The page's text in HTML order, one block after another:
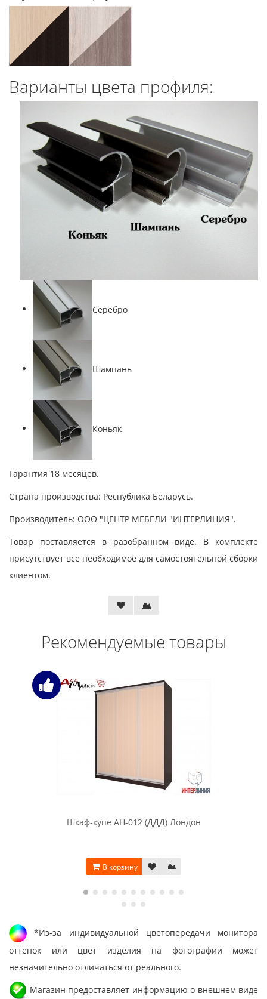
Варианты цвета профиля:
Серебро
Шампань
Коньяк
Гарантия 18 месяцев.
Страна производства: Республика Беларусь.
Производитель: ООО "ЦЕНТР МЕБЕЛИ "ИНТЕРЛИНИЯ".
Товар поставляется в разобранном виде. В комплекте
присутствует всё необходимое для самостоятельной сборки
клиентом.
Рекомендуемые товары
Шкаф-купе АН-012 (ДДД) Лондон
В корзину
*Из-за индивидуальной цветопередачи монитора
оттенок или цвет изделия на фотографии может
незначительно отличаться от реального.
Магазин предоставляет информацию о внешнем виде